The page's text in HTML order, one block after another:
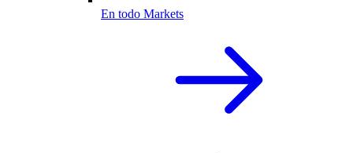
En todo Markets